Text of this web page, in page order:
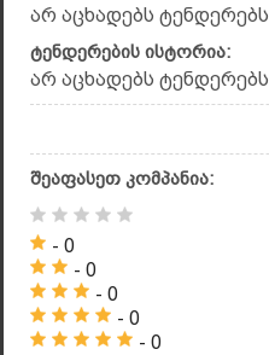
არ აცხადებს ტენდერებს
ტენდერების ისტორია:
არ აცხადებს ტენდერებს
შეაფასეთ კომპანია:
- 0
- 0
- 0
- 0
- 0